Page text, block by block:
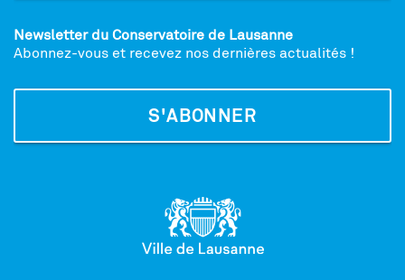
Newsletter du Conservatoire de Lausanne
Abonnez-vous et recevez nos dernières actualités !
S'ABONNER